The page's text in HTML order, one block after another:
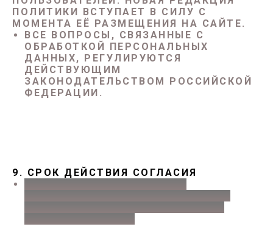
ПОЛИТИКИ ВСТУПАЕТ В СИЛУ С
МОМЕНТА ЕЁ РАЗМЕЩЕНИЯ НА САЙТЕ.
ВСЕ ВОПРОСЫ, СВЯЗАННЫЕ С
ОБРАБОТКОЙ ПЕРСОНАЛЬНЫХ
ДАННЫХ, РЕГУЛИРУЮТСЯ
ДЕЙСТВУЮЩИМ
ЗАКОНОДАТЕЛЬСТВОМ РОССИЙСКОЙ
ФЕДЕРАЦИИ.
9. СРОК ДЕЙСТВИЯ СОГЛАСИЯ